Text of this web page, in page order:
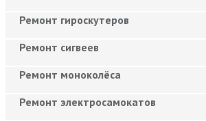
Ремонт гироскутеров
Ремонт сигвеев
Ремонт моноколёса
Ремонт электросамокатов